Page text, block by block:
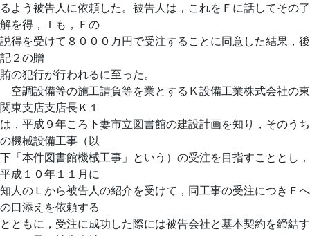
るよう被告人に依頼した。被告人は，これをＦに話してその了
解を得，Ｉも，Ｆの
説得を受けて８０００万円で受注することに同意した結果，後
記２の贈
賄の犯行が行われるに至った。
空調設備等の施工請負等を業とするＫ設備工業株式会社の東
関東支店支店長Ｋ１
は，平成９年ころ下妻市立図書館の建設計画を知り，そのうち
の機械設備工事（以
下「本件図書館機械工事」という）の受注を目指すこととし，
平成１０年１１月に
知人のＬから被告人の紹介を受けて，同工事の受注につきＦへ
の口添えを依頼する
とともに，受注に成功した際には被告会社と基本契約を締結す